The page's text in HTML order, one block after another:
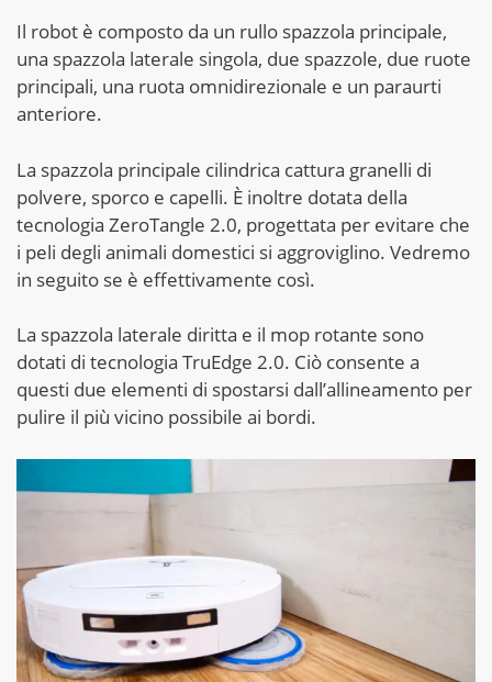
Il robot è composto da un rullo spazzola principale,
una spazzola laterale singola, due spazzole, due ruote
principali, una ruota omnidirezionale e un paraurti
anteriore.
La spazzola principale cilindrica cattura granelli di
polvere, sporco e capelli. È inoltre dotata della
tecnologia ZeroTangle 2.0, progettata per evitare che
i peli degli animali domestici si aggroviglino. Vedremo
in seguito se è effettivamente così.
La spazzola laterale diritta e il mop rotante sono
dotati di tecnologia TruEdge 2.0. Ciò consente a
questi due elementi di spostarsi dall’allineamento per
pulire il più vicino possibile ai bordi.